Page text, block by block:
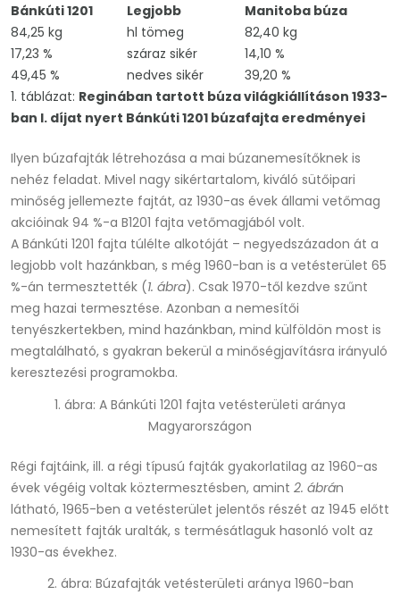
Bánkúti 1201
Legjobb Manitoba búza
84,25 kg
hl tömeg
82,40 kg
17,23 %
száraz sikér
14,10 %
49,45 %
nedves sikér
39,20 %
1. táblázat: Reginában tartott búza világkiállításon 1933-
ban I. díjat nyert Bánkúti 1201 búzafajta eredményei
Ilyen búzafajták létrehozása a mai búzanemesítőknek is
nehéz feladat. Mivel nagy sikértartalom, kiváló sütőipari
minőség jellemezte fajtát, az 1930-as évek állami vetőmag
akcióinak 94 %-a B1201 fajta vetőmagjából volt.
A Bánkúti 1201 fajta túlélte alkotóját – negyedszázadon át a
legjobb volt hazánkban, s még 1960-ban is a vetésterület 65
%-án termesztették (1. ábra). Csak 1970-től kezdve szűnt
meg hazai termesztése. Azonban a nemesítői
tenyészkertekben, mind hazánkban, mind külföldön most is
megtalálható, s gyakran bekerül a minőségjavításra irányuló
keresztezési programokba.
1. ábra: A Bánkúti 1201 fajta vetésterületi aránya
Magyarországon
Régi fajtáink, ill. a régi típusú fajták gyakorlatilag az 1960-as
évek végéig voltak köztermesztésben, amint 2. ábrán
látható, 1965-ben a vetésterület jelentős részét az 1945 előtt
nemesített fajták uralták, s termésátlaguk hasonló volt az
1930-as évekhez.
2. ábra: Búzafajták vetésterületi aránya 1960-ban